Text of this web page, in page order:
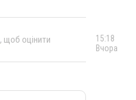
, щоб оцінити
15:18
Вчора